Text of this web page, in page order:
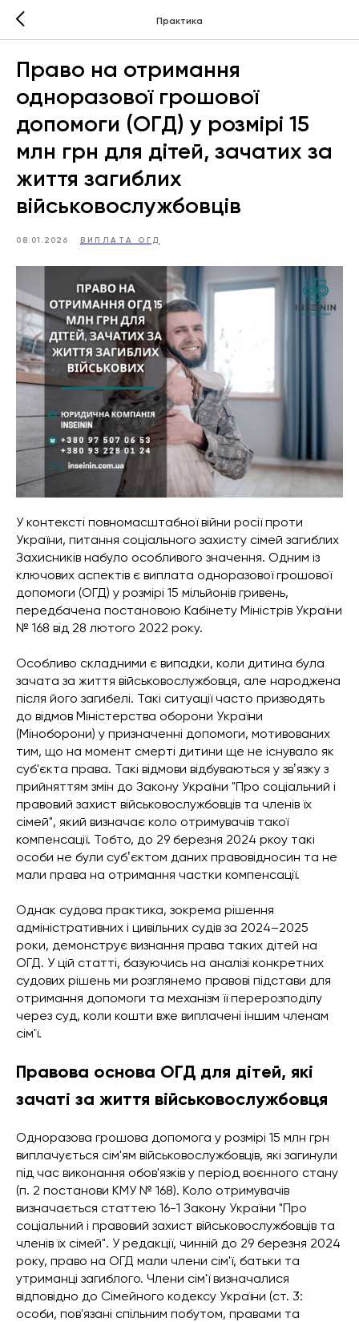
Практика
Право на отримання
одноразової грошової
допомоги (ОГД) у розмірі 15
млн грн для дітей, зачатих за
життя загиблих
військовослужбовців
08.01.2026 ВИПЛАТА ОГД
У контексті повномасштабної війни росії проти
України, питання соціального захисту сімей загиблих
Захисників набуло особливого значення. Одним із
ключових аспектів є виплата одноразової грошової
допомоги (ОГД) у розмірі 15 мільйонів гривень,
передбачена постановою Кабінету Міністрів України
№ 168 від 28 лютого 2022 року.
Особливо складними є випадки, коли дитина була
зачата за життя військовослужбовця, але народжена
після його загибелі. Такі ситуації часто призводять
до відмов Міністерства оборони України
(Міноборони) у призначенні допомоги, мотивованих
тим, що на момент смерті дитини ще не існувало як
суб'єкта права. Такі відмови відбуваються у звʼязку з
прийняттям змін до Закону України "Про соціальний і
правовий захист військовослужбовців та членів їх
сімей", який визначає коло отримувачів такої
компенсації. Тобто, до 29 березня 2024 ркоу такі
особи не були субʼєктом даних правовідносин та не
мали права на отримання частки компенсації.
Однак судова практика, зокрема рішення
адміністративних і цивільних судів за 2024–2025
роки, демонструє визнання права таких дітей на
ОГД. У цій статті, базуючись на аналізі конкретних
судових рішень ми розглянемо правові підстави для
отримання допомоги та механізм її перерозподілу
через суд, коли кошти вже виплачені іншим членам
сім'ї.
Правова основа ОГД для дітей, які
зачаті за життя військовослужбовця
Одноразова грошова допомога у розмірі 15 млн грн
виплачується сім'ям військовослужбовців, які загинули
під час виконання обов'язків у період воєнного стану
(п. 2 постанови КМУ № 168). Коло отримувачів
визначається статтею 16-1 Закону України "Про
соціальний і правовий захист військовослужбовців та
членів їх сімей". У редакції, чинній до 29 березня 2024
року, право на ОГД мали члени сім'ї, батьки та
утриманці загиблого. Члени сім'ї визначалися
відповідно до Сімейного кодексу України (ст. 3:
особи, пов'язані спільним побутом, правами та